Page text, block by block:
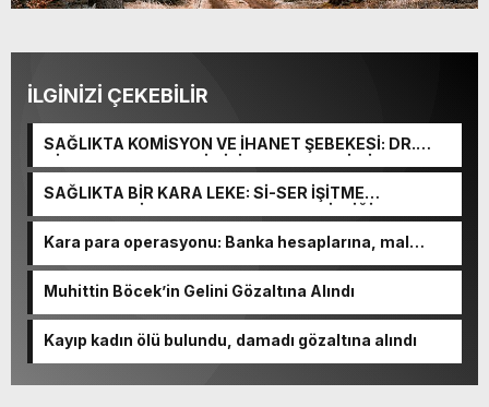
İLGİNİZİ ÇEKEBİLİR
SAĞLIKTA KOMİSYON VE İHANET ŞEBEKESİ: DR.
NİHAT URUÇ VE SEMİH İŞİTME MERKEZİ’NİN SGK
VURGUNU!
SAĞLIKTA BİR KARA LEKE: Sİ-SER İŞİTME
MERKEZLERİ VE MODERN UMUT TACİRLİĞİ
Kara para operasyonu: Banka hesaplarına, mal
Muhittin Böcek’in Gelini Gözaltına Alındı
Kayıp kadın ölü bulundu, damadı gözaltına alındı